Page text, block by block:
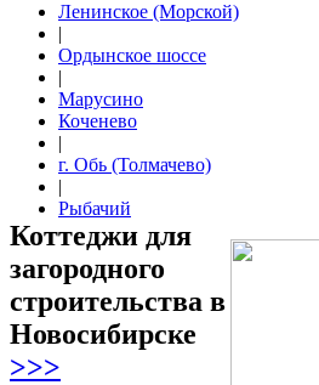
Ленинское (Морской)
|
Ордынское шоссе
|
Марусино
Коченево
|
г. Обь (Толмачево)
|
Рыбачий
Коттеджи для
загородного
строительства в
Новосибирске
>>>